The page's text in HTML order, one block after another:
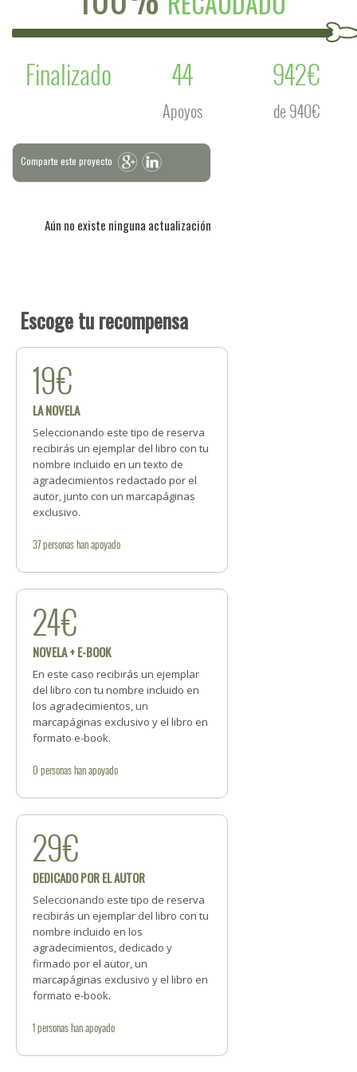
Finalizado
44
Apoyos
942€
de 940€
Comparte este proyecto
Aún no existe ninguna actualización
Escoge tu recompensa
19€
LA NOVELA
Seleccionando este tipo de reserva
recibirás un ejemplar del libro con tu
nombre incluido en un texto de
agradecimientos redactado por el
autor, junto con un marcapáginas
exclusivo.
37personashan apoyado
24€
NOVELA + E-BOOK
En este caso recibirás un ejemplar
del libro con tu nombre incluido en
los agradecimientos, un
marcapáginas exclusivo y el libro en
formato e-book.
0 personashan apoyado
29€
DEDICADO POR EL AUTOR
Seleccionando este tipo de reserva
recibirás un ejemplar del libro con tu
nombre incluido en los
agradecimientos, dedicado y
firmado por el autor, un
marcapáginas exclusivo y el libro en
formato e-book.
1personashan apoyado